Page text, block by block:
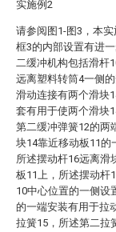
实施例2
请参阅图1-图3，本
框3的内部设置有进
二缓冲机构包括滑杆
远离塑料转筒4一侧
滑动连接有两个滑块
套有用于使两个滑块
第二缓冲弹簧12的两
块14靠近移动板11的
所述摆动杆16远离滑
板11上，所述摆动杆
10中心位置的一侧设
的一端安装有用于拉
拉簧15，所述第二拉